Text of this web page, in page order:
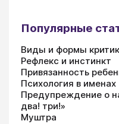
Популярные
Виды и формы
Рефлекс и инстинкт
Привязанность
Психология в именах
Предупреждение о
два! три!»
Муштра